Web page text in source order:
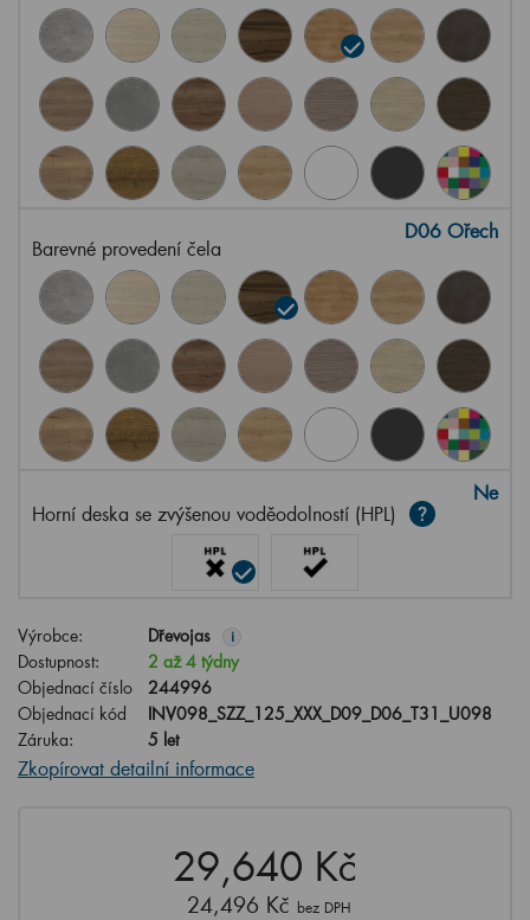
Barevné provedení čela
D06 Ořech
Horní deska se zvýšenou voděodolností (HPL)
Ne
Výrobce: Dřevojas i
Dostupnost:
2 až 4 týdny
Objednací číslo
244996
Objednací kód
INV098_SZZ_125_XXX_D09_D06_T31_U098
Záruka:
5 let
Zkopírovat detailní informace
29,640 Kč
24,496 Kč bez DPH